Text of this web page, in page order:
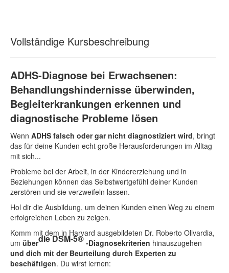
Vollständige Kursbeschreibung
ADHS-Diagnose bei Erwachsenen:
Behandlungshindernisse überwinden,
Begleiterkrankungen erkennen und
diagnostische Probleme lösen
Wenn ADHS falsch oder gar nicht diagnostiziert wird, bringt
das für deine Kunden echt große Herausforderungen im Alltag
mit sich...
Probleme bei der Arbeit, in der Kindererziehung und in
Beziehungen können das Selbstwertgefühl deiner Kunden
zerstören und sie verzweifeln lassen.
Hol dir die Ausbildung, um deinen Kunden einen Weg zu einem
erfolgreichen Leben zu zeigen.
Komm mit dem in Harvard ausgebildeten Dr. Roberto Olivardia,
um überdie DSM-5® -Diagnosekriterien hinauszugehen
und dich mit der Beurteilung durch Experten zu
beschäftigen. Du wirst lernen: